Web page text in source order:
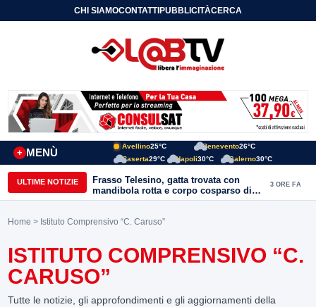
CHI SIAMOCONTATTIPUBBLICITÀCERCA
MENÙ
+
Avellino25°C Benevento26°C
Caserta29°C Napoli30°C Salerno30°C
ULTIME NOTIZIE
Frasso Telesino, gatta trovata con
mandibola rotta e corpo cosparso di
colla: “Atto di inaudita crudeltà”
3 ORE FA
Home > Istituto Comprensivo “C. Caruso”
ISTITUTO COMPRENSIVO “C.
CARUSO”
Tutte le notizie, gli approfondimenti e gli aggiornamenti della